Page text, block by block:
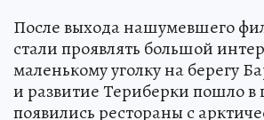
После выхода нашумевшего
стали проявлять большой
маленькому уголку на берегу
и развитие Териберки пошло в
появились рестораны с